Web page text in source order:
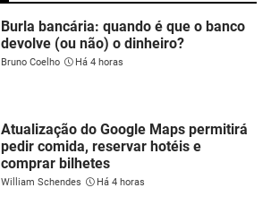
Burla bancária: quando é que o banco
devolve (ou não) o dinheiro?
Bruno Coelho Há 4 horas
Atualização do Google Maps permitirá
pedir comida, reservar hotéis e
comprar bilhetes
William Schendes Há 4 horas